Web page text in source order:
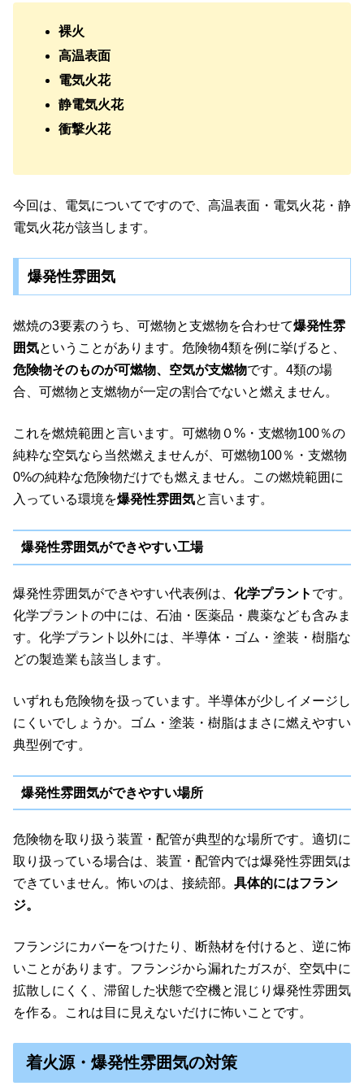
裸火
高温表面
電気火花
静電気火花
衝撃火花
今回は、電気についてですので、高温表面・電気火花・静
電気火花が該当します。
爆発性雰囲気
燃焼の3要素のうち、可燃物と支燃物を合わせて爆発性雰
囲気ということがあります。危険物4類を例に挙げると、
危険物そのものが可燃物、空気が支燃物です。4類の場
合、可燃物と支燃物が一定の割合でないと燃えません。
これを燃焼範囲と言います。可燃物０%・支燃物100％の
純粋な空気なら当然燃えませんが、可燃物100％・支燃物
0%の純粋な危険物だけでも燃えません。この燃焼範囲に
入っている環境を爆発性雰囲気と言います。
爆発性雰囲気ができやすい工場
爆発性雰囲気ができやすい代表例は、 化学プラント です。
化学プラントの中には、石油・医薬品・農薬なども含みま
す。化学プラント以外には、半導体・ゴム・塗装・樹脂な
どの製造業も該当します。
いずれも危険物を扱っています。半導体が少しイメージし
にくいでしょうか。ゴム・塗装・樹脂はまさに燃えやすい
典型例です。
爆発性雰囲気ができやすい場所
危険物を取り扱う装置・配管が典型的な場所です。適切に
取り扱っている場合は、装置・配管内では爆発性雰囲気は
できていません。怖いのは、接続部。 具体的にはフラン
ジ。
フランジにカバーをつけたり、断熱材を付けると、逆に怖
いことがあります。フランジから漏れたガスが、空気中に
拡散しにくく、滞留した状態で空機と混じり爆発性雰囲気
を作る。これは目に見えないだけに怖いことです。
着火源・爆発性雰囲気の対策